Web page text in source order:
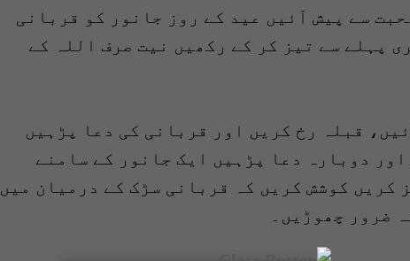
سے پیش آئیں عید کے روز جانور کو قربانی
پہلے سے تیز کر کے رکھیں نیت صرف اللہ کے
قبلہ رخ کریں اور قربانی کی دعا پڑہیں
دوبارہ دعا پڑہیں ایک جانور کے سامنے
کریں کوشش کریں کہ قربانی سڑک کے درمیان میں
ضرور چھوڑیں۔